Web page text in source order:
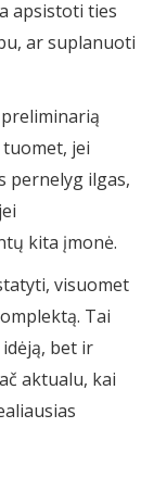
apsistoti ties
ar suplanuoti
jei
pernelyg ilgas,
kita įmonė.
visuomet
Tai
bet ir
aktualu, kai